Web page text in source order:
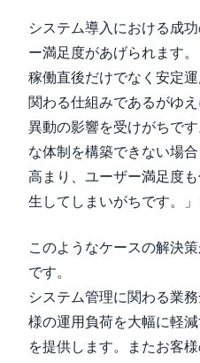
システム導入における成
ー満足度があげられます。
稼働直後だけでなく安定
関わる仕組みであるがゆ
異動の影響を受けがちで
な体制を構築できない場
高まり、ユーザー満足度
生してしまいがちです。」
このようなケースの解決
です。
システム管理に関わる業
様の運用負荷を大幅に軽
を提供します。またお客